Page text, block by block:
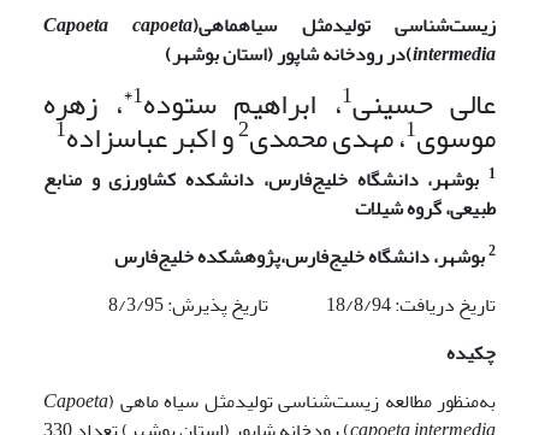
زیست‌شناسی تولیدمثل سیاه­ماهی(
Capoeta capoeta
intermedia
)در رودخانه شاپور (استان بوشهر)
عالی حسینی1، ابراهیم ستوده1* ، زهره
موسوی1، مهدی محمدی2و اکبر عباس­زاده1
1 بوشهر، دانشگاه خلیج‌فارس، دانشکده کشاورزی و منابع
طبیعی، گروه شیلات
2بوشهر،دانشگاه خلیج‌فارس،پژوهشکده خلیج‌فارس
تاریخ دریافت: 18/8/94 تاریخ پذیرش: 8/3/95
چکیده
به‌منظور مطالعه زیست‌شناسی تولیدمثل سیاه ماهی (Capoeta